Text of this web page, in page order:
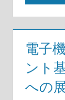
電子
ント
への